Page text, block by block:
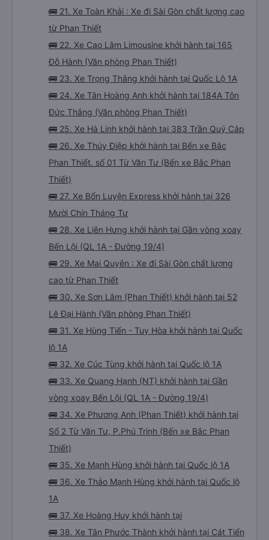
🚌 21. Xe Toàn Khải : Xe đi Sài Gòn chất lượng cao
từ Phan Thiết
🚌 22. Xe Cao Lâm Limousine khởi hành tại 165
Đỗ Hành (Văn phòng Phan Thiết)
🚌 23. Xe Trọng Thắng khởi hành tại Quốc Lộ 1A
🚌 24. Xe Tân Hoàng Anh khởi hành tại 184A Tôn
Đức Thắng (Văn phòng Phan Thiết)
🚌 25. Xe Hà Linh khởi hành tại 383 Trần Quý Cáp
🚌 26. Xe Thúy Điệp khởi hành tại Bến xe Bắc
Phan Thiết. số 01 Từ Văn Tư (Bến xe Bắc Phan
Thiết)
🚌 27. Xe Bốn Luyện Express khởi hành tại 326
Mười Chín Tháng Tư
🚌 28. Xe Liên Hưng khởi hành tại Gần vòng xoay
Bến Lội (QL 1A - Đường 19/4)
🚌 29. Xe Mai Quyên : Xe đi Sài Gòn chất lượng
cao từ Phan Thiết
🚌 30. Xe Sơn Lâm (Phan Thiết) khởi hành tại 52
Lê Đại Hành (Văn phòng Phan Thiết)
🚌 31. Xe Hùng Tiến - Tuy Hòa khởi hành tại Quốc
lộ 1A
🚌 32. Xe Cúc Tùng khởi hành tại Quốc lộ 1A
🚌 33. Xe Quang Hạnh (NT) khởi hành tại Gần
vòng xoay Bến Lội (QL 1A - Đường 19/4)
🚌 34. Xe Phương Anh (Phan Thiết) khởi hành tại
Số 2 Từ Văn Tư, P.Phú Trinh (Bến xe Bắc Phan
Thiết)
🚌 35. Xe Mạnh Hùng khởi hành tại Quốc lộ 1A
🚌 36. Xe Thảo Mạnh Hùng khởi hành tại Quốc lộ
1A
🚌 37. Xe Hoàng Huy khởi hành tại
🚌 38. Xe Tân Phước Thành khởi hành tại Cát Tiến